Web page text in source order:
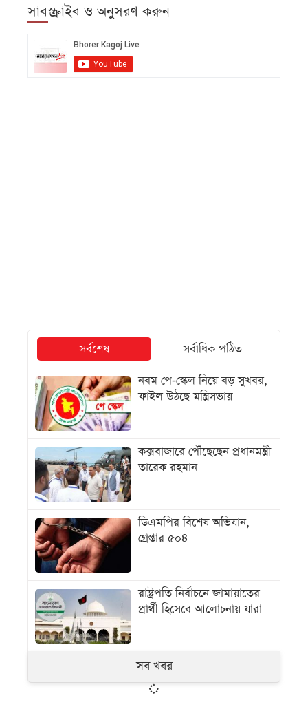
সাবস্ক্রাইব ও অনুসরণ করুন
সর্বশেষ
সর্বাধিক পঠিত
নবম পে-স্কেল নিয়ে বড় সুখবর,
ফাইল উঠছে মন্ত্রিসভায়
কক্সবাজারে পৌঁছেছেন প্রধানমন্ত্রী
তারেক রহমান
ডিএমপির বিশেষ অভিযান,
গ্রেপ্তার ৫০৪
রাষ্ট্রপতি নির্বাচনে জামায়াতের
প্রার্থী হিসেবে আলোচনায় যারা
সব খবর